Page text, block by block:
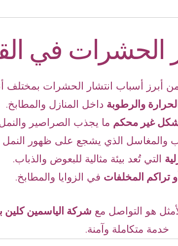
الحشرات في
أبرز أسباب انتشار الحشرات بمختلف
والرطوبة داخل المنازل والمطابخ.
غير محكم ما يجذب الصراصير
والمغاسل الذي يشجع على ظهور النمل
التي تُعد بيئة مثالية للبعوض والذباب.
تراكم المخلفات في الزوايا والمطابخ.
هو التواصل مع شركة الياسمين كلين
خدمة متكاملة وآمنة.